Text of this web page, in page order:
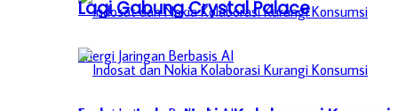
Lagi Gabung Crystal Palace